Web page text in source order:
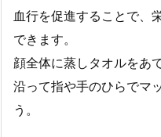
血行を促進することで、
できます。
顔全体に蒸しタオルをあ
沿って指や手のひらでマ
う。